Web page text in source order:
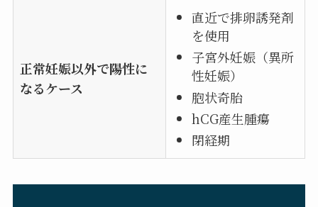
正常妊娠以外で陽性に
なるケース
直近で排卵誘発剤
を使用
子宮外妊娠（異所
性妊娠）
胞状奇胎
hCG産生腫瘍
閉経期